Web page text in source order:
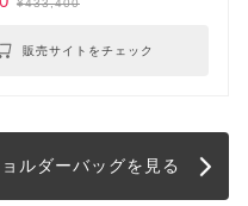
¥433,400
販売サイトをチェック
ルダーバッグを見る